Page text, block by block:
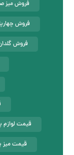
فروش میز
فروش
فروش
قیمت لوازم
قیمت میز